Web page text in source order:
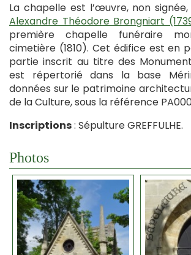
La chapelle est l’œuvre, non
Alexandre Théodore Brongniart
première chapelle funéraire
cimetière (1810). Cet édifice est en
partie inscrit au titre des
est répertorié dans la base
données sur le patrimoine
de la Culture, sous la référence
Inscriptions: Sépulture GREFFULHE.
Photos